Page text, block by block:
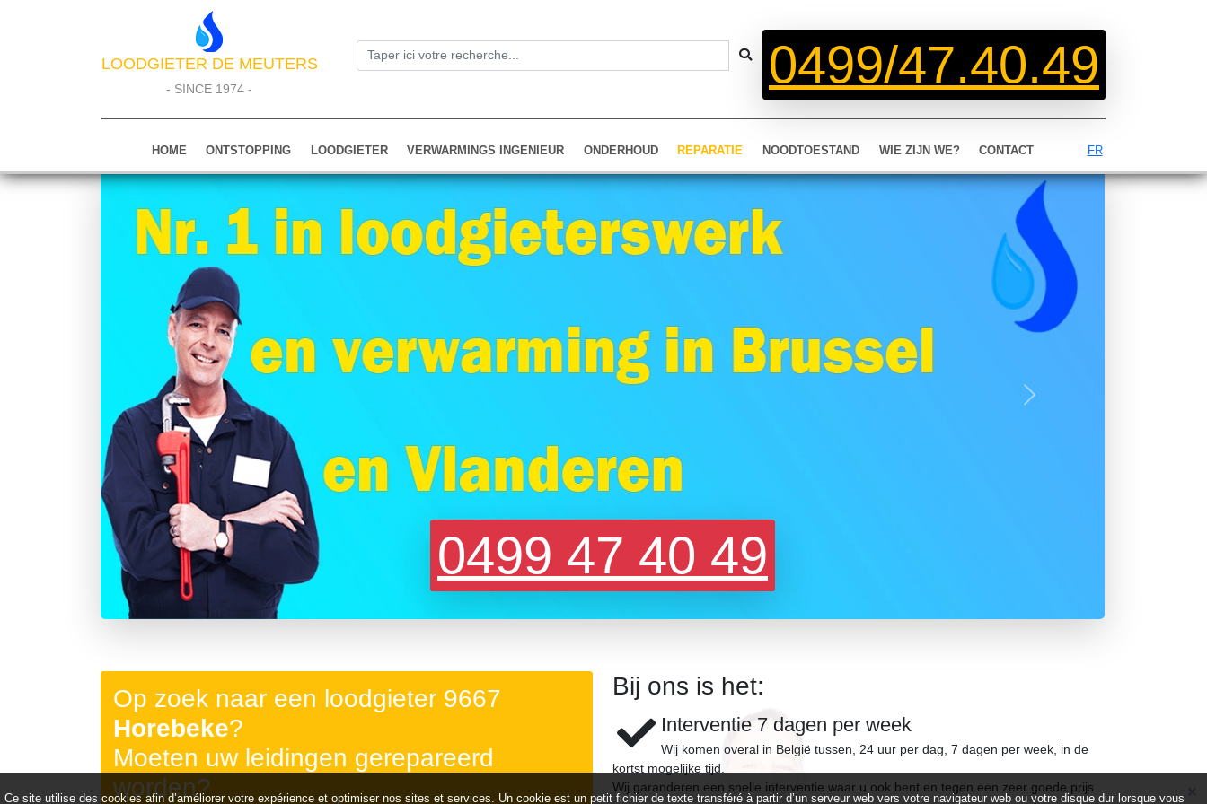
LOODGIETER DE MEUTERS
- SINCE 1974 - 0499/47.40.49
HOME ONTSTOPPING LOODGIETER VERWARMINGS INGENIEUR ONDERHOUD REPARATIE NOODTOESTAND WIE ZIJN WE? CONTACT FR
0499 47 40 49
Précédent Suivant
Op zoek naar een loodgieter 9667
Horebeke?
Moeten uw leidingen gerepareerd
worden?
Bij ons is het:
Interventie 7 dagen per week
Wij komen overal in België tussen, 24 uur per dag, 7 dagen per week, in de
kortst mogelijke tijd.
Wij garanderen een snelle interventie waar u ook bent en tegen een zeer goede prijs.
Ce site utilise des cookies afin d’améliorer votre expérience et optimiser nos sites et services. Un cookie est un petit fichier de texte transféré à partir d’un serveur web vers votre navigateur web ou votre disque dur lorsque vous